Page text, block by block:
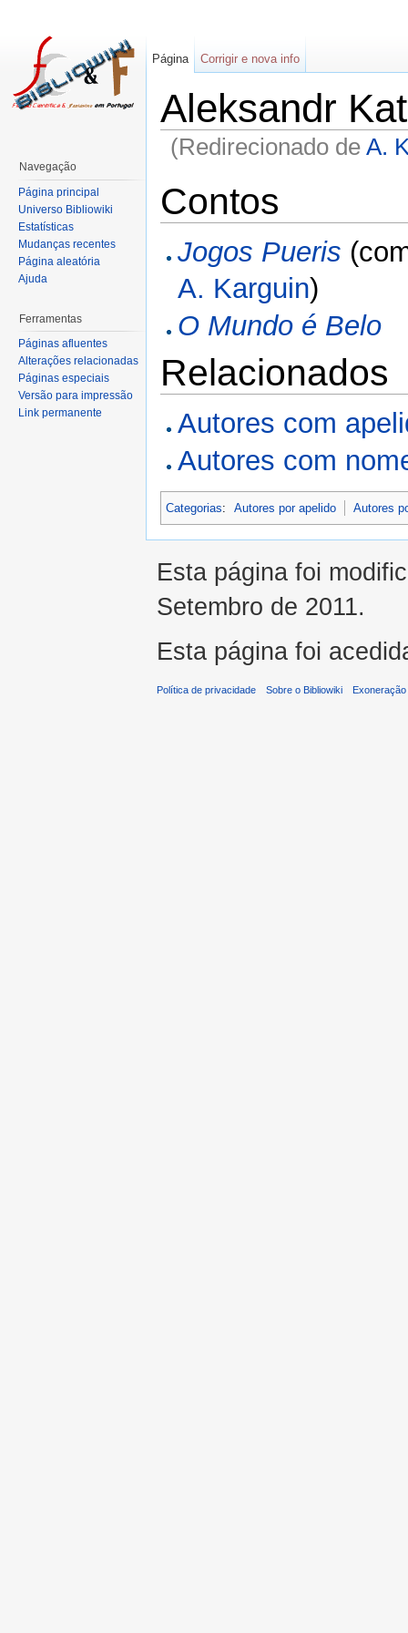
Aleksandr
(Redirecionado de A.
Contos
Jogos Pueris
A. Karguin)
O Mundo é Belo
Relacionados
Autores com
Autores com
Categorias: Autores por apelido Autores
Página Corrigir e nova info
Navegação
Página principal
Universo Bibliowiki
Estatísticas
Mudanças recentes
Página aleatória
Ajuda
Ferramentas
Páginas afluentes
Alterações relacionadas
Páginas especiais
Versão para impressão
Link permanente
Esta página foi
Setembro de 2011.
Esta página foi
Política de privacidade Sobre o Bibliowiki